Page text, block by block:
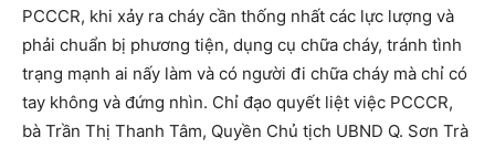
PCCCR, khi xảy ra cháy cần thống nhất các lực lượng và
phải chuẩn bị phương tiện, dụng cụ chữa cháy, tránh tình
trạng mạnh ai nấy làm và có người đi chữa cháy mà chỉ có
tay không và đứng nhìn. Chỉ đạo quyết liệt việc PCCCR,
bà Trần Thị Thanh Tâm, Quyền Chủ tịch UBND Q. Sơn Trà